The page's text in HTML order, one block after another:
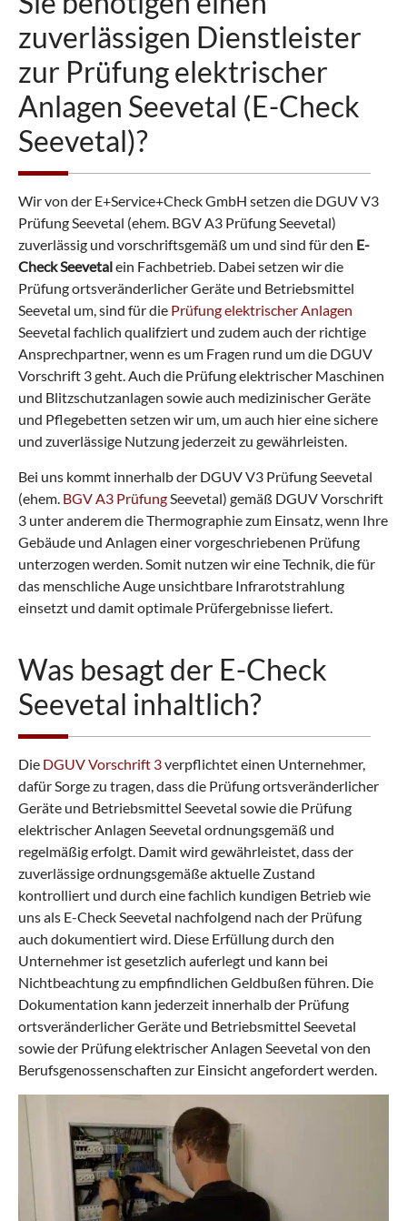
zuverlässigen Dienstleister
zur Prüfung elektrischer
Anlagen Seevetal (E-Check
Seevetal)?
Wir von der E+Service+Check GmbH setzen die DGUV V3
Prüfung Seevetal (ehem. BGV A3 Prüfung Seevetal)
zuverlässig und vorschriftsgemäß um und sind für den E-
Check Seevetalein Fachbetrieb. Dabei setzen wir die
Prüfung ortsveränderlicher Geräte und Betriebsmittel
Seevetal um, sind für die Prüfung elektrischer Anlagen
Seevetal fachlich qualifziert und zudem auch der richtige
Ansprechpartner, wenn es um Fragen rund um die DGUV
Vorschrift 3 geht. Auch die Prüfung elektrischer Maschinen
und Blitzschutzanlagen sowie auch medizinischer Geräte
und Pflegebetten setzen wir um, um auch hier eine sichere
und zuverlässige Nutzung jederzeit zu gewährleisten.
Bei uns kommt innerhalb der DGUV V3 Prüfung Seevetal
(ehem. BGV A3 PrüfungSeevetal) gemäß DGUV Vorschrift
3 unter anderem die Thermographie zum Einsatz, wenn Ihre
Gebäude und Anlagen einer vorgeschriebenen Prüfung
unterzogen werden. Somit nutzen wir eine Technik, die für
das menschliche Auge unsichtbare Infrarotstrahlung
einsetzt und damit optimale Prüfergebnisse liefert.
Was besagt der E-Check
Seevetal inhaltlich?
Die DGUV Vorschrift 3verpflichtet einen Unternehmer,
dafür Sorge zu tragen, dass die Prüfung ortsveränderlicher
Geräte und Betriebsmittel Seevetal sowie die Prüfung
elektrischer Anlagen Seevetal ordnungsgemäß und
regelmäßig erfolgt. Damit wird gewährleistet, dass der
zuverlässige ordnungsgemäße aktuelle Zustand
kontrolliert und durch eine fachlich kundigen Betrieb wie
uns als E-Check Seevetal nachfolgend nach der Prüfung
auch dokumentiert wird. Diese Erfüllung durch den
Unternehmer ist gesetzlich auferlegt und kann bei
Nichtbeachtung zu empfindlichen Geldbußen führen. Die
Dokumentation kann jederzeit innerhalb der Prüfung
ortsveränderlicher Geräte und Betriebsmittel Seevetal
sowie der Prüfung elektrischer Anlagen Seevetal von den
Berufsgenossenschaften zur Einsicht angefordert werden.